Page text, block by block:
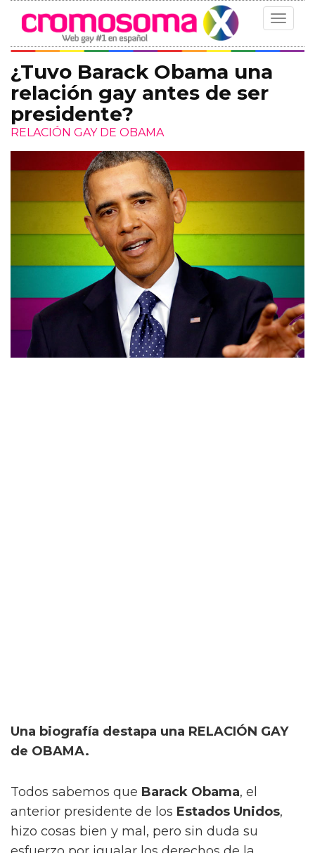
Toggle
¿Tuvo Barack Obama una
relación gay antes de ser
presidente?
RELACIÓN GAY DE OBAMA
Una biografía destapa una RELACIÓN GAY
de OBAMA.
Todos sabemos que Barack Obama, el
anterior presidente de los Estados Unidos,
hizo cosas bien y mal, pero sin duda su